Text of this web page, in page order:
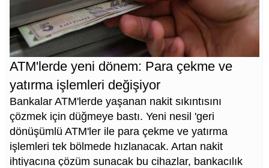
ATM'lerde yeni dönem: Para çekme ve
yatırma işlemleri değişiyor
Bankalar ATM'lerde yaşanan nakit sıkıntısını
çözmek için düğmeye bastı. Yeni nesil 'geri
dönüşümlü ATM'ler ile para çekme ve yatırma
işlemleri tek bölmede hızlanacak. Artan nakit
ihtiyacına çözüm sunacak bu cihazlar, bankacılık